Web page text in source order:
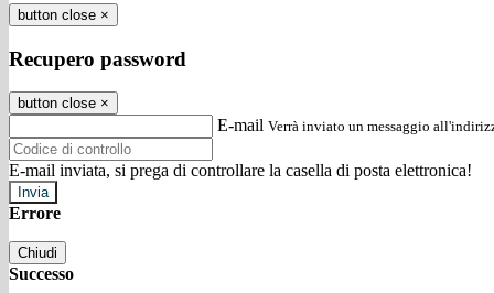
button close ×
Recupero password
button close ×
E-mail Verrà inviato un messaggio
E-mail inviata, si prega di controllare la casella di posta elettronica!
Errore
Chiudi
Successo